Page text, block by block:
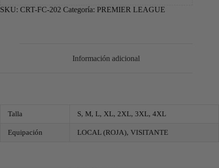
SKU: CRT-FC-202 Categoría: PREMIER LEAGUE
Información adicional
Talla S, M, L, XL, 2XL, 3XL, 4XL
Equipación LOCAL (ROJA), VISITANTE